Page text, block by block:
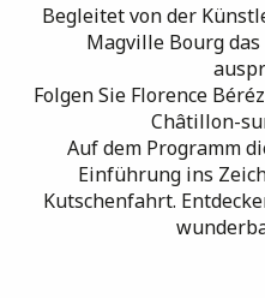
Begleitet von der
Magville Bourg
Folgen Sie Florence
Châtillon-
Auf dem Programm
Einführung ins
Kutschenfahrt.